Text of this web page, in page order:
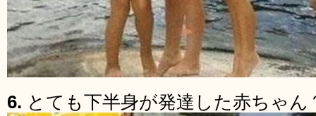
6. とても下半身が発達した赤ちゃん